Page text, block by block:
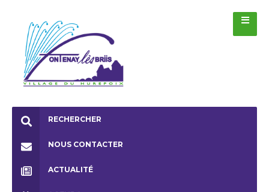
RECHERCHER
NOUS CONTACTER
ACTUALITÉ